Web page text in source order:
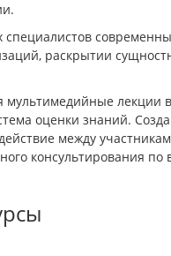
раскрытии
мультимедийные лекции
оценки знаний.
между
консультирования